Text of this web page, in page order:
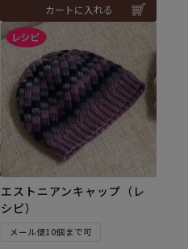
カートに入れる
エストニアンキャップ（レ
シピ）
メール便10個まで可